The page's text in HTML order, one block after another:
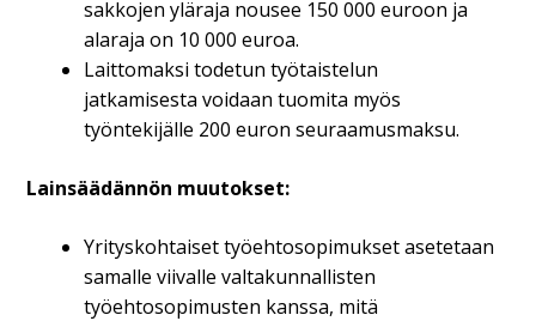
sakkojen yläraja nousee 150 000 euroon ja
alaraja on 10 000 euroa.
Laittomaksi todetun työtaistelun
jatkamisesta voidaan tuomita myös
työntekijälle 200 euron seuraamusmaksu.
Lainsäädännön muutokset:
Yrityskohtaiset työehtosopimukset asetetaan
samalle viivalle valtakunnallisten
työehtosopimusten kanssa, mitä